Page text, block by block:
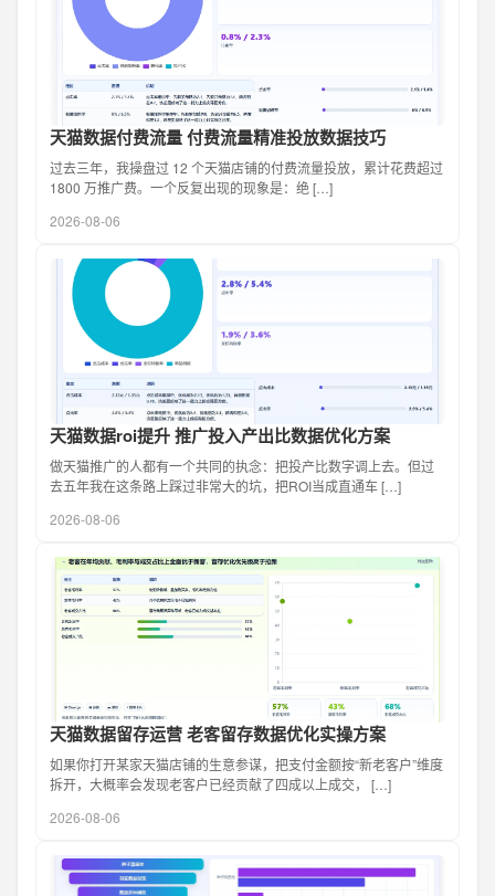
天猫数据付费流量 付费流量精准投放数据技巧
过去三年，我操盘过 12 个天猫店铺的付费流量投放，累计花费超过
1800 万推广费。一个反复出现的现象是：绝 […]
2026-08-06
天猫数据roi提升 推广投入产出比数据优化方案
做天猫推广的人都有一个共同的执念：把投产比数字调上去。但过
去五年我在这条路上踩过非常大的坑，把ROI当成直通车 […]
2026-08-06
天猫数据留存运营 老客留存数据优化实操方案
如果你打开某家天猫店铺的生意参谋，把支付金额按“新老客户”维度
拆开，大概率会发现老客户已经贡献了四成以上成交， […]
2026-08-06